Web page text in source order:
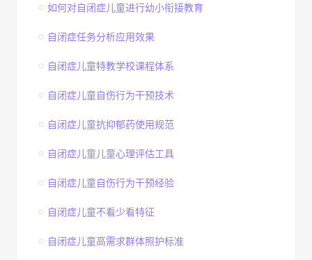
如何对自闭症儿童进行幼小衔接教育
自闭症任务分析应用效果
自闭症儿童特教学校课程体系
自闭症儿童自伤行为干预技术
自闭症儿童抗抑郁药使用规范
自闭症儿童儿童心理评估工具
自闭症儿童自伤行为干预经验
自闭症儿童不看少看特征
自闭症儿童高需求群体照护标准